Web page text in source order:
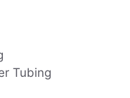
Tubing